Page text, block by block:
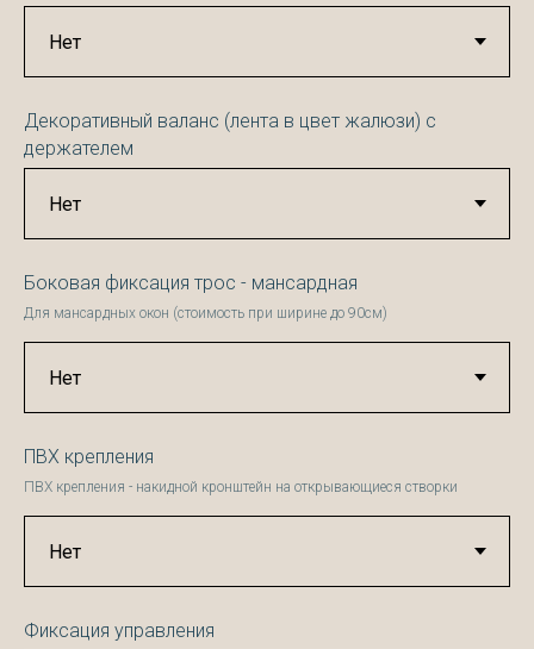
Декоративный валанс (лента в цвет жалюзи) с
держателем
Боковая фиксация трос - мансардная
Для мансардных окон (стоимость при ширине до 90см)
ПВХ крепления
ПВХ крепления - накидной кронштейн на открывающиеся створки
Фиксация управления